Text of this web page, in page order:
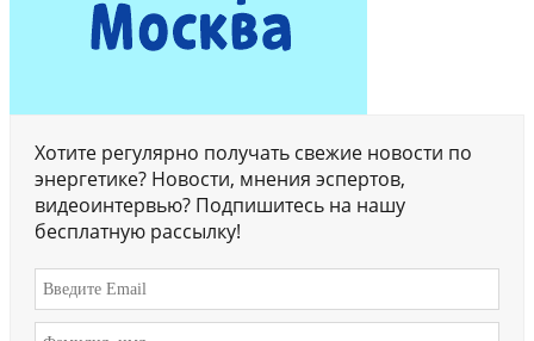
Хотите регулярно получать свежие новости по
энергетике? Новости, мнения эспертов,
видеоинтервью? Подпишитесь на нашу
бесплатную рассылку!